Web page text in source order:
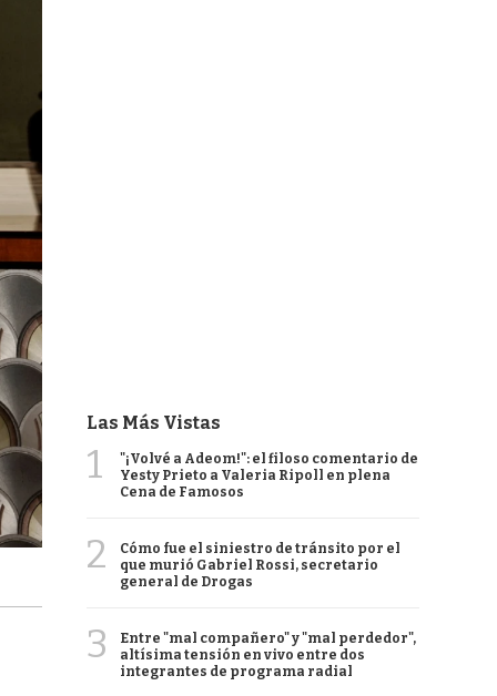
Las Más Vistas
1
"¡Volvé a Adeom!": el filoso comentario de
Yesty Prieto a Valeria Ripoll en plena
Cena de Famosos
2
Cómo fue el siniestro de tránsito por el
que murió Gabriel Rossi, secretario
general de Drogas
3
Entre "mal compañero" y "mal perdedor",
altísima tensión en vivo entre dos
integrantes de programa radial